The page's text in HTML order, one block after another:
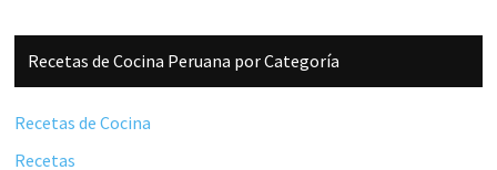
Barra
lateral
principal
Recetas de Cocina Peruana por Categoría
Recetas de Cocina
Recetas